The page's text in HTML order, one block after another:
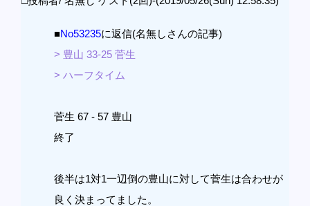
■No53235に返信(名無しさんの記事)
> 豊山 33-25 菅生
> ハーフタイム
菅生 67 - 57 豊山
終了
後半は1対1一辺倒の豊山に対して菅生は合わせが
良く決まってました。